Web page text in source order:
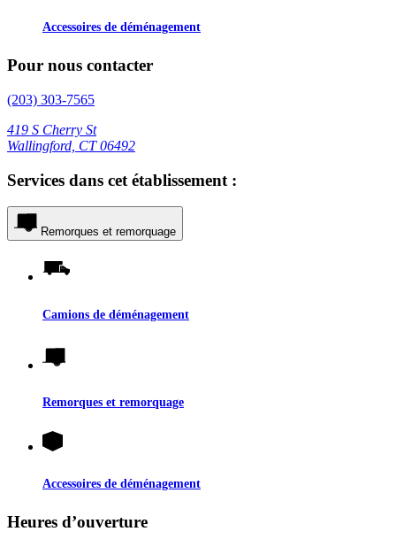
Accessoires de déménagement
Pour nous contacter
(203) 303-7565
419 S Cherry St
Wallingford, CT 06492
Services dans cet établissement :
Remorques et remorquage
Camions de déménagement
Remorques et remorquage
Accessoires de déménagement
Heures d’ouverture